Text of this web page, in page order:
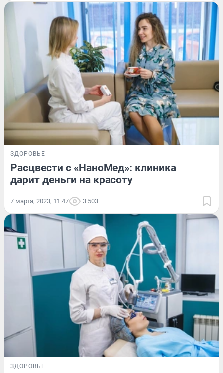
ЗДОРОВЬЕ
Расцвести с «НаноМед»: клиника
дарит деньги на красоту
7 марта, 2023, 11:47 3 503
ЗДОРОВЬЕ